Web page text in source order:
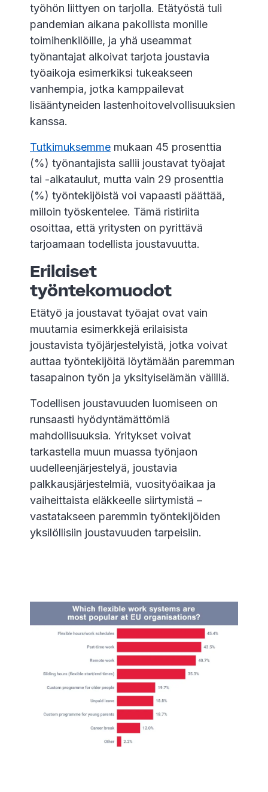
työhön liittyen on tarjolla. Etätyöstä tuli
pandemian aikana pakollista monille
toimihenkilöille, ja yhä useammat
työnantajat alkoivat tarjota joustavia
työaikoja esimerkiksi tukeakseen
vanhempia, jotka kamppailevat
lisääntyneiden lastenhoitovelvollisuuksien
kanssa.
Tutkimuksemme mukaan 45 prosenttia
(%) työnantajista sallii joustavat työajat
tai -aikataulut, mutta vain 29 prosenttia
(%) työntekijöistä voi vapaasti päättää,
milloin työskentelee. Tämä ristiriita
osoittaa, että yritysten on pyrittävä
tarjoamaan todellista joustavuutta.
Erilaiset
työntekomuodot
Etätyö ja joustavat työajat ovat vain
muutamia esimerkkejä erilaisista
joustavista työjärjestelyistä, jotka voivat
auttaa työntekijöitä löytämään paremman
tasapainon työn ja yksityiselämän välillä.
Todellisen joustavuuden luomiseen on
runsaasti hyödyntämättömiä
mahdollisuuksia. Yritykset voivat
tarkastella muun muassa työnjaon
uudelleenjärjestelyä, joustavia
palkkausjärjestelmiä, vuosityöaikaa ja
vaiheittaista eläkkeelle siirtymistä –
vastatakseen paremmin työntekijöiden
yksilöllisiin joustavuuden tarpeisiin.